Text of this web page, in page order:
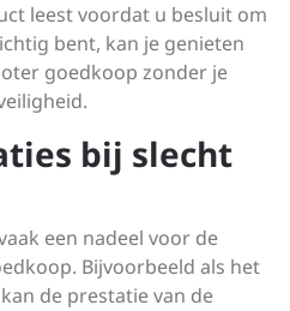
leest voordat u besluit om
bent, kan je genieten
goedkoop zonder je
bij slecht
een nadeel voor de
Bijvoorbeeld als het
de prestatie van de